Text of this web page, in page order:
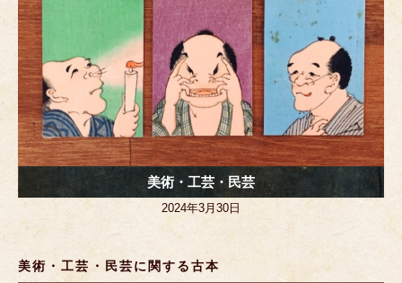
美術・工芸・民芸
2024年3月30日
美術・工芸・民芸に関する古本